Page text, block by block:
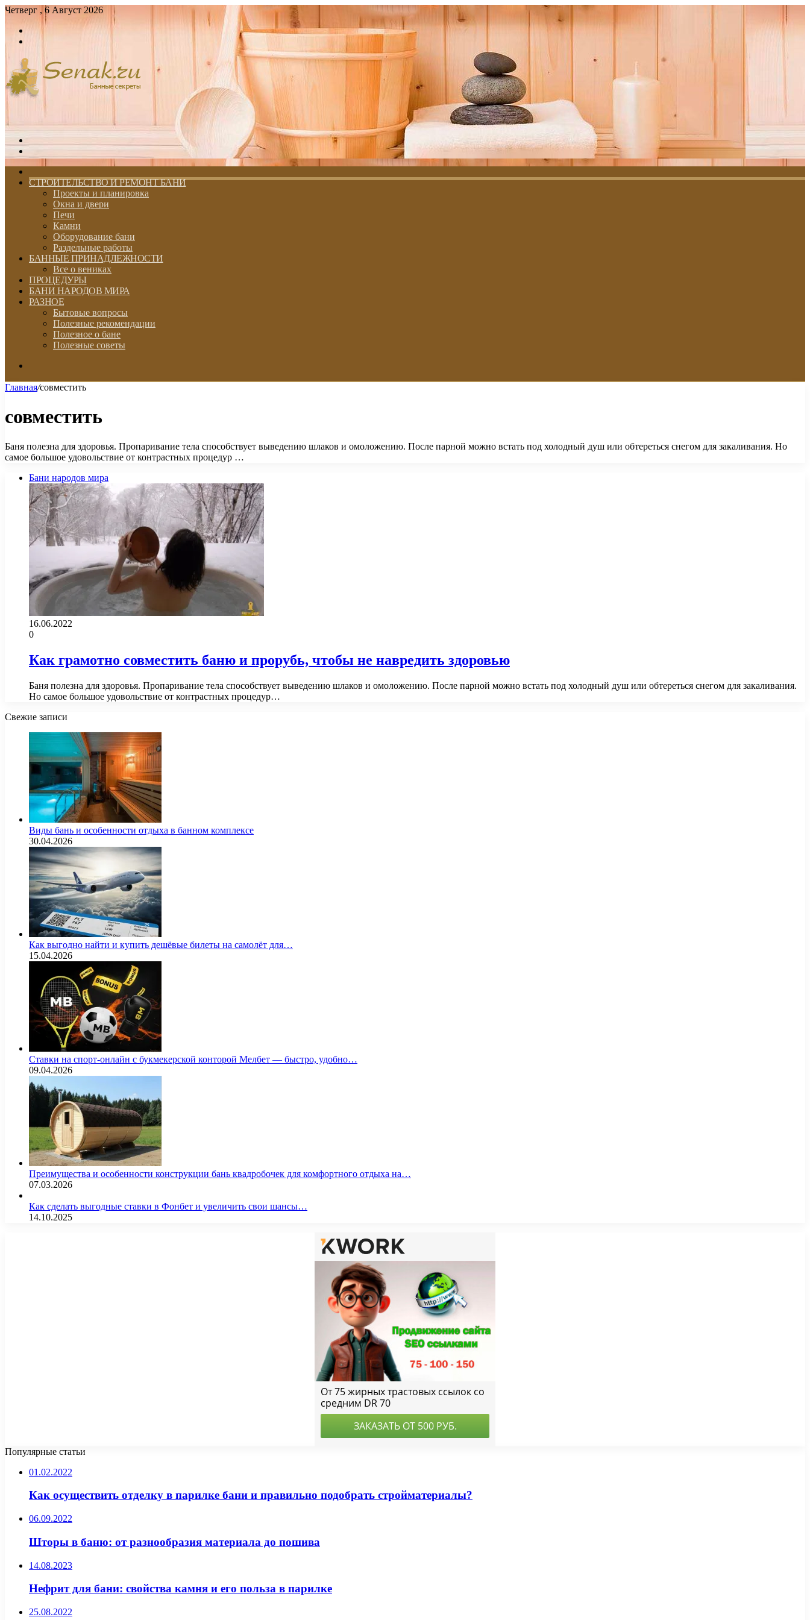
Четверг , 6 Август 2026
Войти
skin
СТРОИТЕЛЬСТВО И РЕМОНТ БАНИ
Проекты и планировка
Окна и двери
Печи
Камни
Оборудование бани
Раздельные работы
БАННЫЕ ПРИНАДЛЕЖНОСТИ
Все о вениках
ПРОЦЕДУРЫ
БАНИ НАРОДОВ МИРА
РАЗНОЕ
Бытовые вопросы
Полезные рекомендации
Полезное о бане
Полезные советы
Главная/совместить
совместить
Баня полезна для здоровья. Пропаривание тела способствует выведению шлаков и омоложению. После парной можно встать под холодный душ или обтереться снегом для закаливания. Но
самое большое удовольствие от контрастных процедур …
Бани народов мира
16.06.2022
0
Как грамотно совместить баню и прорубь, чтобы не навредить здоровью
Баня полезна для здоровья. Пропаривание тела способствует выведению шлаков и омоложению. После парной можно встать под холодный душ или обтереться снегом для закаливания.
Но самое большое удовольствие от контрастных процедур…
Свежие записи
Виды бань и особенности отдыха в банном комплексе
30.04.2026
Как выгодно найти и купить дешёвые билеты на самолёт для…
15.04.2026
Ставки на спорт-онлайн с букмекерской конторой Мелбет — быстро, удобно…
09.04.2026
Преимущества и особенности конструкции бань квадробочек для комфортного отдыха на…
07.03.2026
Как сделать выгодные ставки в Фонбет и увеличить свои шансы…
14.10.2025
Популярные статьи
01.02.2022
Как осуществить отделку в парилке бани и правильно подобрать стройматериалы?
06.09.2022
Шторы в баню: от разнообразия материала до пошива
14.08.2023
Нефрит для бани: свойства камня и его польза в парилке
25.08.2022